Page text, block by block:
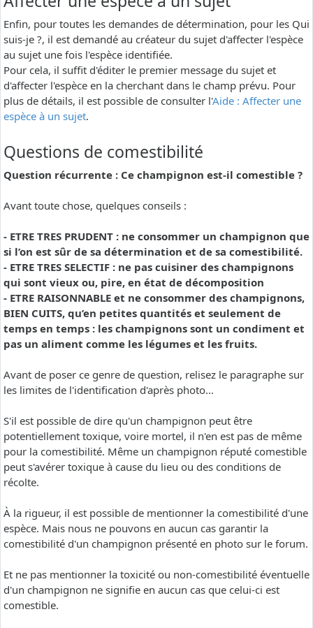
Enfin, pour toutes les demandes de détermination, pour les Qui
suis-je ?, il est demandé au créateur du sujet d'affecter l'espèce
au sujet une fois l'espèce identifiée.
Pour cela, il suffit d'éditer le premier message du sujet et
d'affecter l'espèce en la cherchant dans le champ prévu. Pour
plus de détails, il est possible de consulter l'Aide : Affecter une
espèce à un sujet.
Questions de comestibilité
Question récurrente : Ce champignon est-il comestible ?
Avant toute chose, quelques conseils :
- ETRE TRES PRUDENT : ne consommer un champignon que
si l’on est sûr de sa détermination et de sa comestibilité.
- ETRE TRES SELECTIF : ne pas cuisiner des champignons
qui sont vieux ou, pire, en état de décomposition
- ETRE RAISONNABLE et ne consommer des champignons,
BIEN CUITS, qu’en petites quantités et seulement de
temps en temps : les champignons sont un condiment et
pas un aliment comme les légumes et les fruits.
Avant de poser ce genre de question, relisez le paragraphe sur
les limites de l'identification d'après photo...
S'il est possible de dire qu'un champignon peut être
potentiellement toxique, voire mortel, il n'en est pas de même
pour la comestibilité. Même un champignon réputé comestible
peut s'avérer toxique à cause du lieu ou des conditions de
récolte.
À la rigueur, il est possible de mentionner la comestibilité d'une
espèce. Mais nous ne pouvons en aucun cas garantir la
comestibilité d'un champignon présenté en photo sur le forum.
Et ne pas mentionner la toxicité ou non-comestibilité éventuelle
d'un champignon ne signifie en aucun cas que celui-ci est
comestible.